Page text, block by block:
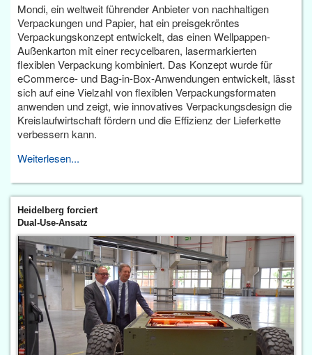
Mondi, ein weltweit führender Anbieter von nachhaltigen
Verpackungen und Papier, hat ein preisgekröntes
Verpackungskonzept entwickelt, das einen Wellpappen-
Außenkarton mit einer recycelbaren, lasermarkierten
flexiblen Verpackung kombiniert. Das Konzept wurde für
eCommerce- und Bag-in-Box-Anwendungen entwickelt, lässt
sich auf eine Vielzahl von flexiblen Verpackungsformaten
anwenden und zeigt, wie innovatives Verpackungsdesign die
Kreislaufwirtschaft fördern und die Effizienz der Lieferkette
verbessern kann.
Weiterlesen...
Heidelberg forciert
Dual-Use-Ansatz